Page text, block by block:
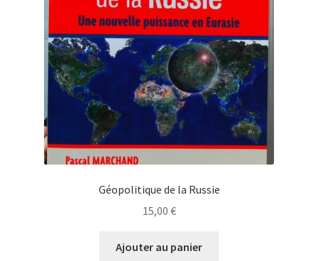
Géopolitique de la Russie
15,00 €
Ajouter au panier